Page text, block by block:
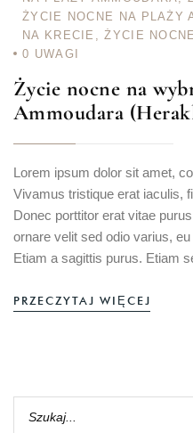
ŻYCIE NOCNE NA PLAŻY
NA KRECIE
,ŻYCIE
0 UWAGI
Życie nocne na
Ammoudara
Lorem ipsum dolor sit amet,
Vivamus tristique erat iaculis,
Donec porttitor erat vitae
ornare velit sed odio varius,
Etiam a sagittis purus. Etiam
PRZECZYTAJ WIĘCEJ